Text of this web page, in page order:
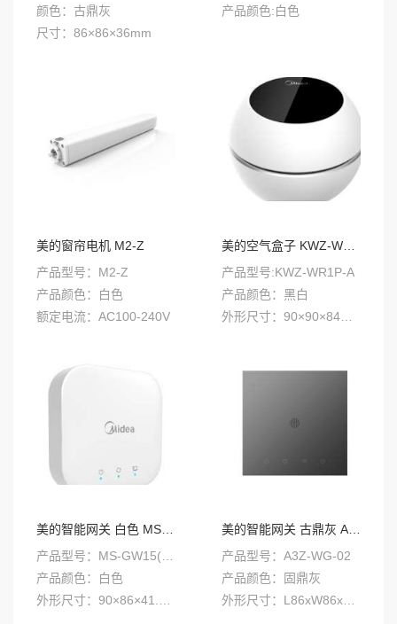
颜色：古鼎灰
尺寸：86×86×36mm
产品颜色:白色
美的窗帘电机 M2-Z
产品型号：M2-Z
产品颜色：白色
额定电流：AC100-240V
产品型号:KWZ-WR1P-A
产品颜色：黑白
外形尺寸：90×90×84mm
产品颜色：白色
外形尺寸：90×86×41.5mm
产品型号：A3Z-WG-02
产品颜色：固鼎灰
外形尺寸：L86xW86xH33mm